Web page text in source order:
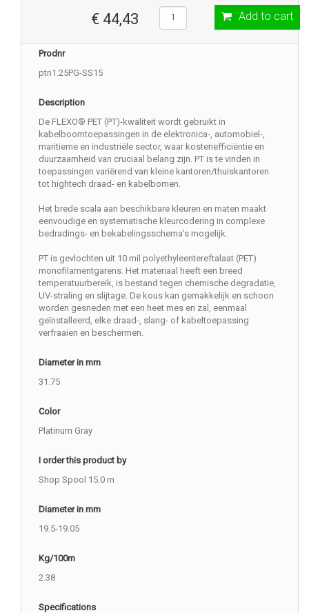
€ 44,43 Add to cart
Prodnr
ptn1.25PG-SS15
Description
De FLEXO® PET (PT)-kwaliteit wordt gebruikt in
kabelboomtoepassingen in de elektronica-, automobiel-,
maritieme en industriële sector, waar kostenefficiëntie en
duurzaamheid van cruciaal belang zijn. PT is te vinden in
toepassingen variërend van kleine kantoren/thuiskantoren
tot hightech draad- en kabelbomen.
Het brede scala aan beschikbare kleuren en maten maakt
eenvoudige en systematische kleurcodering in complexe
bedradings- en bekabelingsschema's mogelijk.
PT is gevlochten uit 10 mil polyethyleentereftalaat (PET)
monofilamentgarens. Het materiaal heeft een breed
temperatuurbereik, is bestand tegen chemische degradatie,
UV-straling en slijtage. De kous kan gemakkelijk en schoon
worden gesneden met een heet mes en zal, eenmaal
geïnstalleerd, elke draad-, slang- of kabeltoepassing
verfraaien en beschermen.
Diameter in mm
31.75
Color
Platinum Gray
I order this product by
Shop Spool 15.0 m
Diameter in mm
19.5-19.05
Kg/100m
2.38
Specifications